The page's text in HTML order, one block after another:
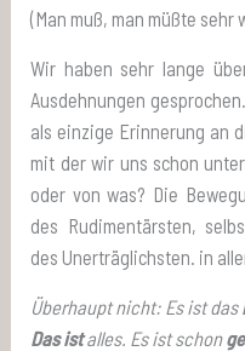
(Man muß, man müßte sehr
Wir haben sehr lange
Ausdehnungen
als einzige Erinnerung an
mit der wir uns schon
oder von was? Die
des Rudimentärsten,
des Unerträglichsten. in
Überhaupt nicht: Es ist das
Das istalles. Es ist schon